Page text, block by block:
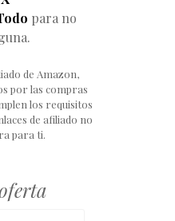
para no
de Amazon,
por las compras
los requisitos
de afiliado no
para ti.